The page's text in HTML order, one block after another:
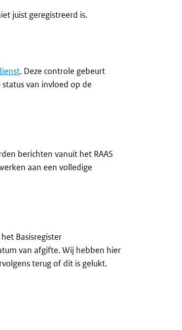
juist geregistreerd is.
. Deze controle gebeurt
van invloed op de
berichten vanuit het RAAS
aan een volledige
Basisregister
van afgifte. Wij hebben hier
terug of dit is gelukt.